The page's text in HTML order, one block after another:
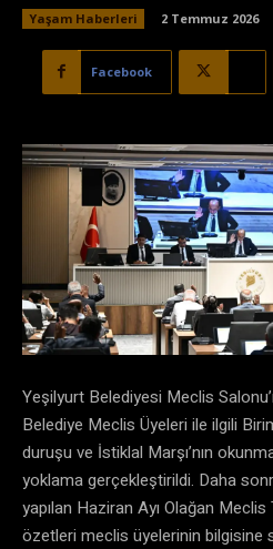
Yaşam Haberleri 2 Temmuz 2026
Facebook
Yeşilyurt Belediyesi Meclis
Belediye Meclis Üyeleri ile ilgili
duruşu ve İstiklal Marşı’nın
yoklama gerçekleştirildi. Daha
yapılan Haziran Ayı Olağan Meclis
özetleri meclis üyelerinin bilgisine